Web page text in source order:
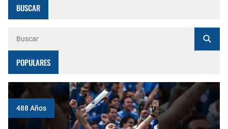
BUSCAR
POPULARES
488 Años